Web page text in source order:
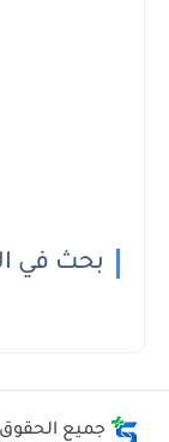
بحث في
جميع